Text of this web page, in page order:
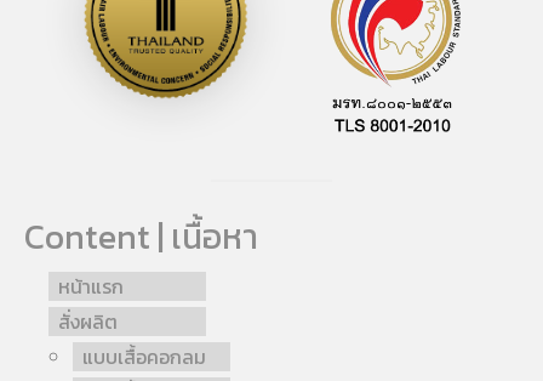
Content | เนื้อหา
หน้าแรก
สั่งผลิต
แบบเสื้อคอกลม